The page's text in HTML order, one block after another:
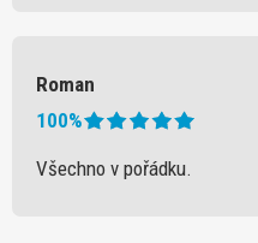
Roman
100%
Všechno v pořádku.